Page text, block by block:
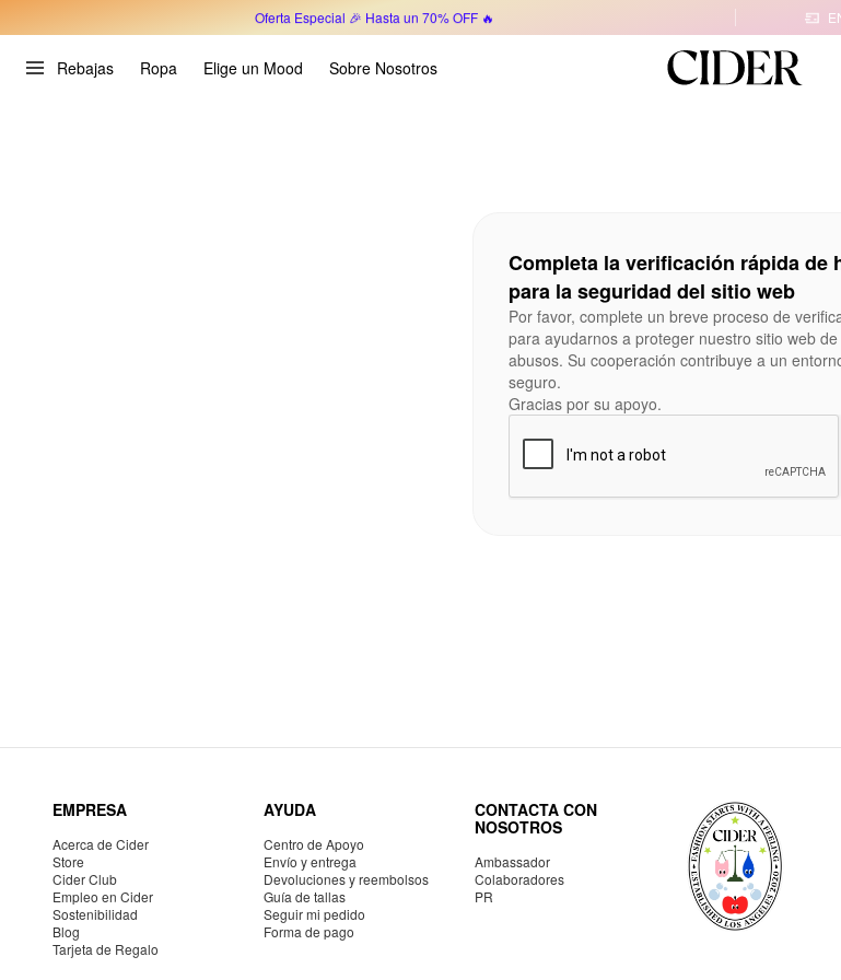
Oferta Especial 🎉 Hasta un 70% OFF 🔥
Rebajas Ropa Elige un Mood Sobre Nosotros
Completa la verificación rápida de
para la seguridad del sitio web
Por favor, complete un breve proceso de
para ayudarnos a proteger nuestro sitio web
abusos. Su cooperación contribuye a un
seguro.
Gracias por su apoyo.
EMPRESA
Acerca de Cider
Store
Cider Club
Empleo en Cider
Sostenibilidad
Blog
Tarjeta de Regalo
AYUDA
Centro de Apoyo
Envío y entrega
Devoluciones y reembolsos
Guía de tallas
Seguir mi pedido
Forma de pago
CONTACTA CON
NOSOTROS
Ambassador
Colaboradores
PR